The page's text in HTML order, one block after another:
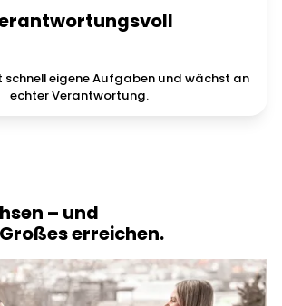
schnell eigene Aufgaben und wächst an
echter Verantwortung.
– und
erreichen.